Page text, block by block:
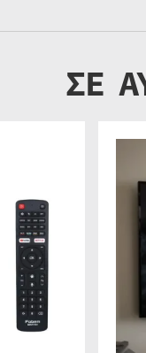
ΣΕ